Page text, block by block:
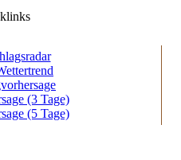
(3 Tage)
(5 Tage)